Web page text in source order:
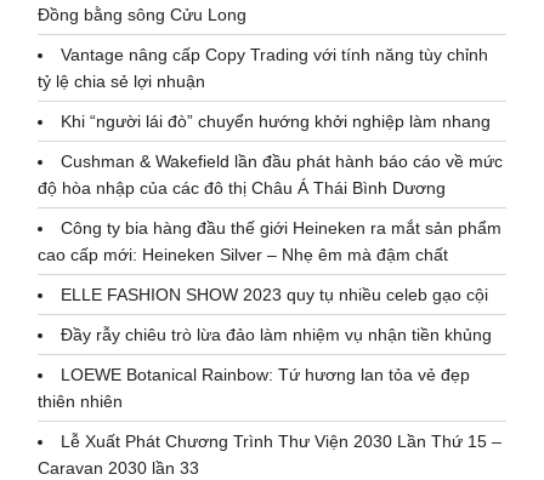
Đồng bằng sông Cửu Long
Vantage nâng cấp Copy Trading với tính năng tùy chỉnh
tỷ lệ chia sẻ lợi nhuận
Khi “người lái đò” chuyển hướng khởi nghiệp làm nhang
Cushman & Wakefield lần đầu phát hành báo cáo về mức
độ hòa nhập của các đô thị Châu Á Thái Bình Dương
Công ty bia hàng đầu thế giới Heineken ra mắt sản phẩm
cao cấp mới: Heineken Silver – Nhẹ êm mà đậm chất
ELLE FASHION SHOW 2023 quy tụ nhiều celeb gạo cội
Đầy rẫy chiêu trò lừa đảo làm nhiệm vụ nhận tiền khủng
LOEWE Botanical Rainbow: Tứ hương lan tỏa vẻ đẹp
thiên nhiên
Lễ Xuất Phát Chương Trình Thư Viện 2030 Lần Thứ 15 –
Caravan 2030 lần 33